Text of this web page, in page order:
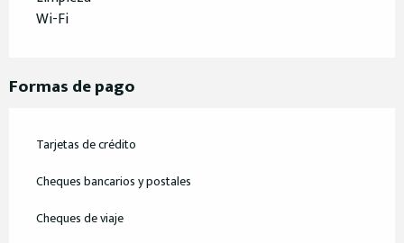
Wi-Fi
Formas de pago
Tarjetas de crédito
Cheques bancarios y postales
Cheques de viaje